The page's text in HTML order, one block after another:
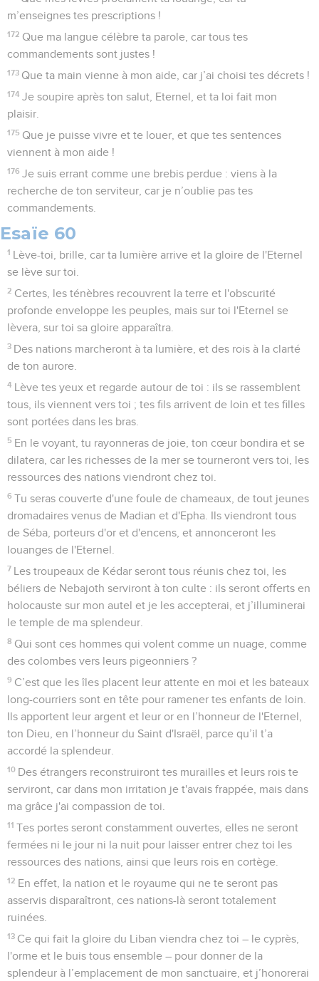
m’enseignes tes prescriptions !
172 Que ma langue célèbre ta parole, car tous tes
commandements sont justes !
173 Que ta main vienne à mon aide, car j’ai choisi tes décrets !
174 Je soupire après ton salut, Eternel, et ta loi fait mon
plaisir.
175 Que je puisse vivre et te louer, et que tes sentences
viennent à mon aide !
176 Je suis errant comme une brebis perdue : viens à la
recherche de ton serviteur, car je n’oublie pas tes
commandements.
Esaïe 60
1 Lève-toi, brille, car ta lumière arrive et la gloire de l'Eternel
se lève sur toi.
2 Certes, les ténèbres recouvrent la terre et l'obscurité
profonde enveloppe les peuples, mais sur toi l'Eternel se
lèvera, sur toi sa gloire apparaîtra.
3 Des nations marcheront à ta lumière, et des rois à la clarté
de ton aurore.
4 Lève tes yeux et regarde autour de toi : ils se rassemblent
tous, ils viennent vers toi ; tes fils arrivent de loin et tes filles
sont portées dans les bras.
5 En le voyant, tu rayonneras de joie, ton cœur bondira et se
dilatera, car les richesses de la mer se tourneront vers toi, les
ressources des nations viendront chez toi.
6 Tu seras couverte d'une foule de chameaux, de tout jeunes
dromadaires venus de Madian et d'Epha. Ils viendront tous
de Séba, porteurs d'or et d'encens, et annonceront les
louanges de l'Eternel.
7 Les troupeaux de Kédar seront tous réunis chez toi, les
béliers de Nebajoth serviront à ton culte : ils seront offerts en
holocauste sur mon autel et je les accepterai, et j’illuminerai
le temple de ma splendeur.
8 Qui sont ces hommes qui volent comme un nuage, comme
des colombes vers leurs pigeonniers ?
9 C’est que les îles placent leur attente en moi et les bateaux
long-courriers sont en tête pour ramener tes enfants de loin.
Ils apportent leur argent et leur or en l’honneur de l'Eternel,
ton Dieu, en l’honneur du Saint d'Israël, parce qu’il t’a
accordé la splendeur.
10 Des étrangers reconstruiront tes murailles et leurs rois te
serviront, car dans mon irritation je t'avais frappée, mais dans
ma grâce j'ai compassion de toi.
11 Tes portes seront constamment ouvertes, elles ne seront
fermées ni le jour ni la nuit pour laisser entrer chez toi les
ressources des nations, ainsi que leurs rois en cortège.
12 En effet, la nation et le royaume qui ne te seront pas
asservis disparaîtront, ces nations-là seront totalement
ruinées.
13 Ce qui fait la gloire du Liban viendra chez toi – le cyprès,
l'orme et le buis tous ensemble – pour donner de la
splendeur à l’emplacement de mon sanctuaire, et j’honorerai